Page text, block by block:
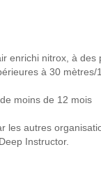
enrichi nitrox, à
à 30 mètres/
moins de 12 mois
les autres
Instructor.